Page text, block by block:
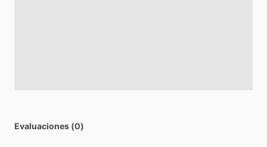
Evaluaciones (0)